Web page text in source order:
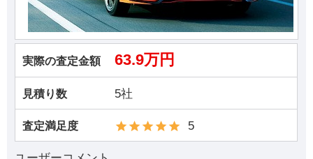
実際の査定金額 63.9万円
見積り数 5社
査定満足度 5